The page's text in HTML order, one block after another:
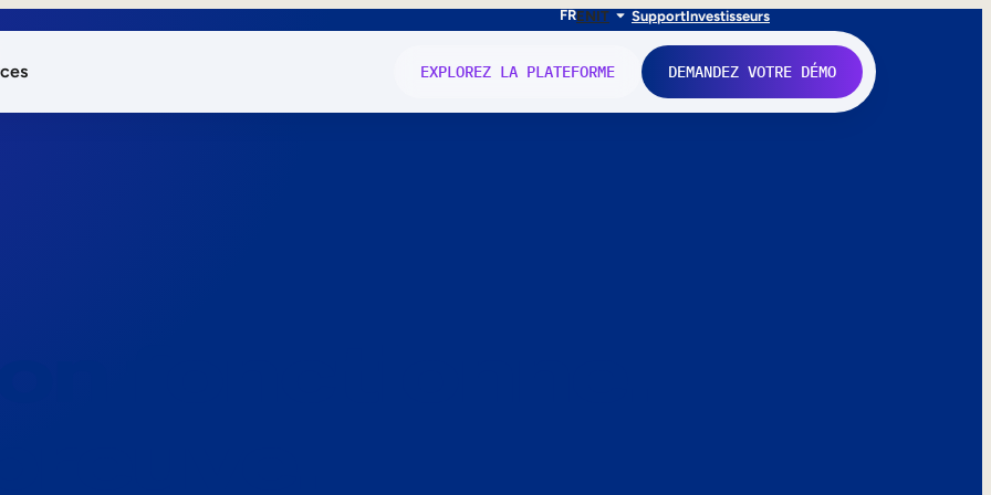
FRENIT SupportInvestisseurs
EXPLOREZ LA PLATEFORME DEMANDEZ VOTRE DÉMO